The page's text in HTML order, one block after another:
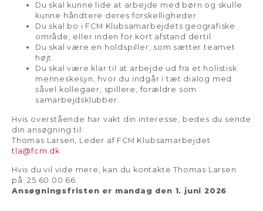
Du skal kunne lide at arbejde med børn og skulle
kunne håndtere deres forskelligheder.
Du skal bo i FCM Klubsamarbejdets geografiske
område, eller inden for kort afstand dertil.
Du skal være en holdspiller, som sætter teamet
højt.
Du skal være klar til at arbejde ud fra et holistisk
menneskesyn, hvor du indgår i tæt dialog med
såvel kollegaer, spillere, forældre som
samarbejdsklubber.
Hvis overstående har vakt din interesse, bedes du sende
din ansøgning til:
Thomas Larsen, Leder af FCM Klubsamarbejdet
tla@fcm.dk
Hvis du vil vide mere, kan du kontakte Thomas Larsen
på: 25 60 00 66.
Ansøgningsfristen er mandag den 1. juni 2026